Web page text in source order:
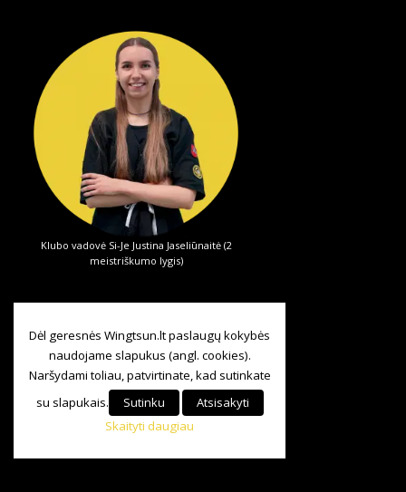
Klubo vadovė Si-Je Justina Jaseliūnaitė (2
meistriškumo lygis)
Dėl geresnės Wingtsun.lt paslaugų kokybės
naudojame slapukus (angl. cookies).
Naršydami toliau, patvirtinate, kad sutinkate
su slapukais.
Sutinku
Atsisakyti
Skaityti daugiau